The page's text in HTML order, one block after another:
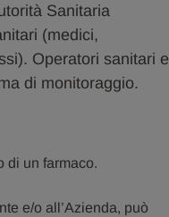
Sanitaria
(medici,
Operatori sanitari e
di monitoraggio.
di un farmaco.
e/o all’Azienda, può